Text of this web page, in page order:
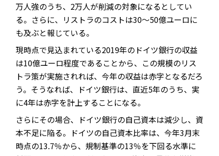
万人強のうち、2万人が削減の対象になるとしてい
る。さらに、リストラのコストは30～50億ユーロに
も及ぶと報じている。
現時点で見込まれている2019年のドイツ銀行の収益
は10億ユーロ程度であることから、この規模のリス
トラ策が実施されれば、今年の収益は赤字となるだろ
う。そうなれば、ドイツ銀行は、直近5年のうち、実
に4年は赤字を計上することになる。
さらにその場合、ドイツ銀行の自己資本は減少し、資
本不足に陥る。ドイツの自己資本比率は、今年3月末
時点の13.7％から、規制基準の13％を下回る水準に